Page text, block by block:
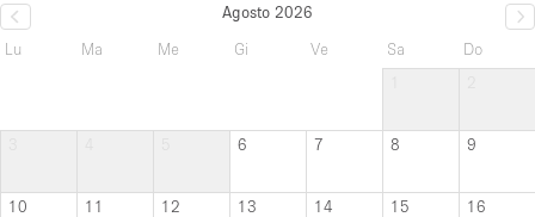
Agosto 2026
Lu
Ma Me Gi Ve Sa
Do
6 7 8 9
10 11 12 13 14 15 16